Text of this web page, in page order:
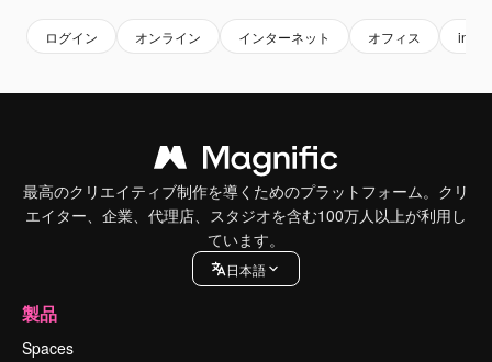
ログイン オンライン インターネット オフィス
最高のクリエイティブ制作を導くためのプラットフォーム。クリ
エイター、企業、代理店、スタジオを含む100万人以上が利用し
ています。
日本語
製品
Spaces